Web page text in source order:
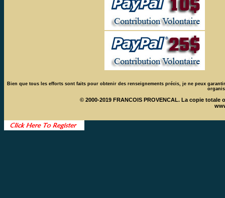
Bien que tous les efforts sont faits pour obtenir des renseignements précis, je ne peux
© 2000-2019 FRANCOIS PROVENCAL. La copie